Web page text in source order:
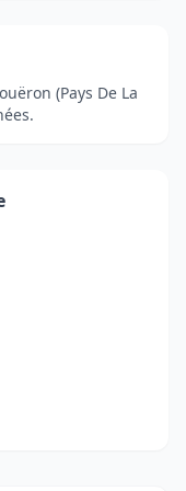
(Pays De La